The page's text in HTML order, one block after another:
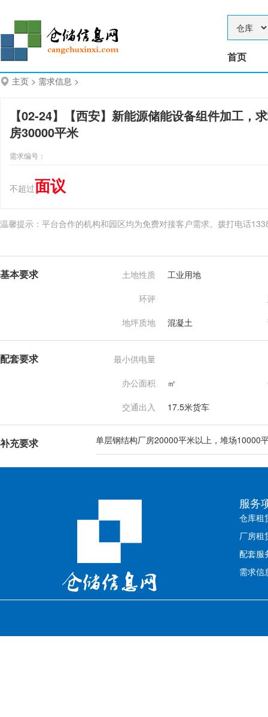
首页
主页 > 需求信息 >
【02-24】【西安】新能源储能设备组件加工，
房30000平米
需求编号：
不超过面议
温馨提示：平台合作的机构和园区均为免费对接客户需求。拨打电话
基本要求 土地性质 工业用地
环评
地坪质地
混凝土
配套要求
最小供电量
办公面积
㎡
交通出入
17.5米货车
补充要求 单层钢结构厂房20000平米以上，堆场10000
服务
仓库租
厂房租
配套服
需求信